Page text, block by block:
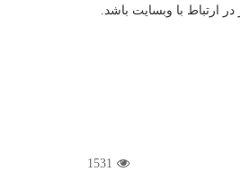
ارتباط با وبسایت باشد.
1531